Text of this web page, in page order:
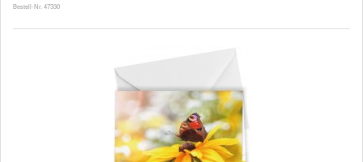
Bestell-Nr. 47330